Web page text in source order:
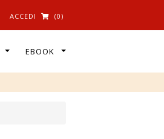
ACCEDI (0)
EBOOK